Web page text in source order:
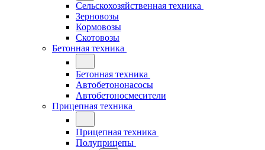
Сельскохозяйственная техника
Зерновозы
Кормовозы
Скотовозы
Бетонная техника
Бетонная техника
Автобетононасосы
Автобетоносмесители
Прицепная техника
Прицепная техника
Полуприцепы